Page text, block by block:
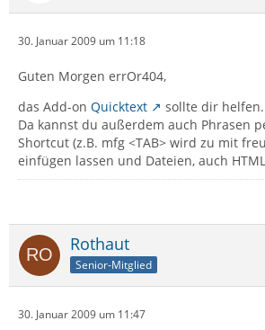
30. Januar 2009 um 11:18
Guten Morgen errOr404,
das Add-on Quicktext
sollte dir helfen.
Da kannst du außerdem auch Phrasen
Shortcut (z.B. mfg <TAB> wird zu mit
einfügen lassen und Dateien, auch
Rothaut
Senior-Mitglied
30. Januar 2009 um 11:47